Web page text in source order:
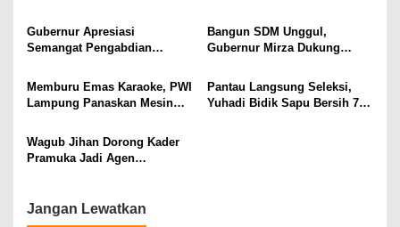
Keuangan Generasi Muda
Gubernur Apresiasi
Semangat Pengabdian
Menjaga Stabilitas Lampung
Bangun SDM Unggul,
Gubernur Mirza Dukung
bagi Generasi Muda
Lampung
Memburu Emas Karaoke, PWI
Lampung Panaskan Mesin
Pantau Langsung Seleksi,
Yuhadi Bidik Sapu Bersih 7
Wagub Jihan Dorong Kader
Pramuka Jadi Agen
Jangan Lewatkan